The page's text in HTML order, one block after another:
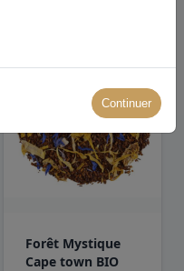
Continuer
Forêt Mystique
Cape town BIO